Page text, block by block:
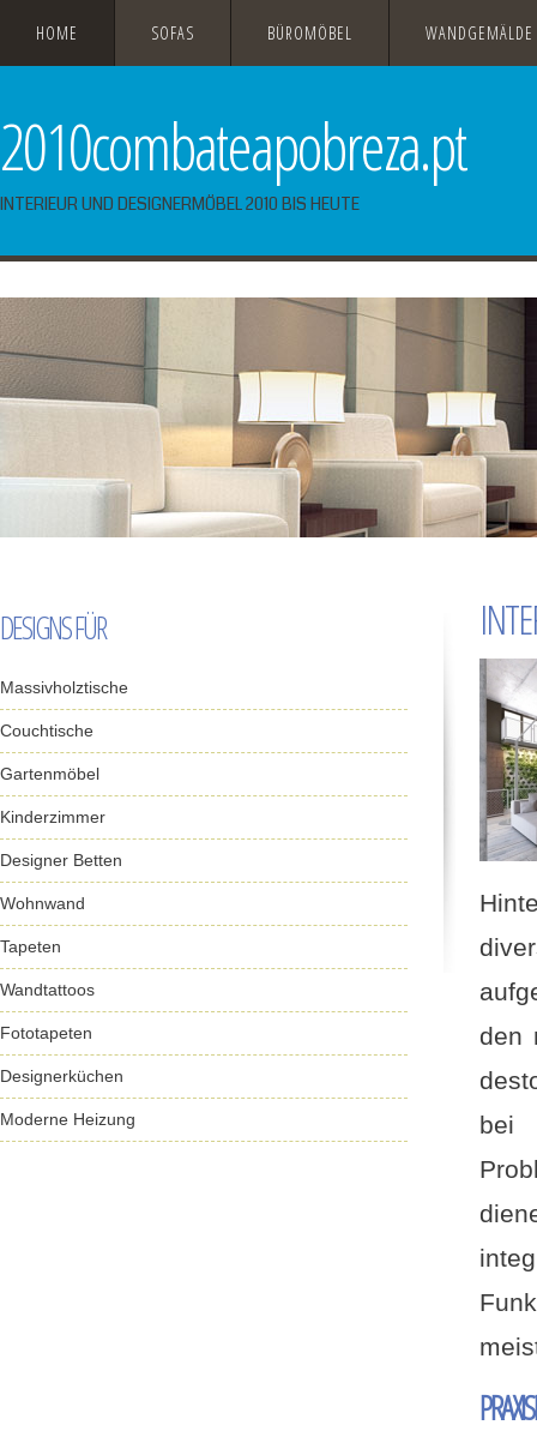
HOME SOFAS BÜROMÖBEL WANDGEMÄLDE
2010combateapobreza.pt
INTERIEUR UND DESIGNERMÖBEL 2010 BIS HEUTE
den
bei
DESIGNS FÜR
Massivholztische
Couchtische
Gartenmöbel
Kinderzimmer
Designer Betten
Wohnwand
Tapeten
Wandtattoos
Fototapeten
Designerküchen
Moderne Heizung